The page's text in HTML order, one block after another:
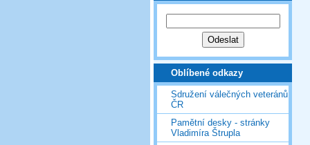
Oblíbené odkazy
Sdružení válečných veteránů
ČR
Pamětní desky - stránky
Vladimíra Štrupla